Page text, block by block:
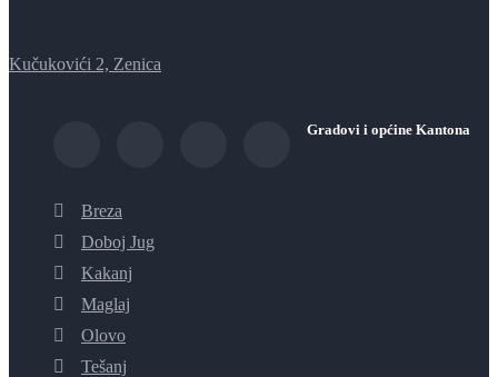
Kučukovići 2, Zenica
Gradovi i općine Kantona
Breza
Doboj Jug
Kakanj
Maglaj
Olovo
Tešanj